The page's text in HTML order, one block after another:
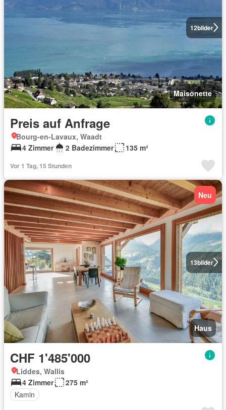
12bilder
Maisonette
Preis auf Anfrage
Bourg-en-Lavaux, Waadt
4 Zimmer
2 Badezimmer 135 m²
Vor 1 Tag, 15 Stunden
13bilder
Neu
Haus
CHF 1'485'000
Liddes, Wallis
4 Zimmer
275 m²
Kamin